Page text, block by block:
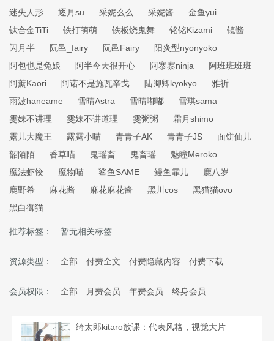
迷失人形
逐月su 采妮么么 采妮酱
金鱼yui
钛合金TiTi
铁打萌萌 铁板烧鬼舞 铭铭Kizami
镜酱
闪月半
阮邑_fairy 阮邑Fairy
阳炎型nyonyoko
阿包也是兔娘
阿半今天很开心 阿寨寨ninja
阿班班班班
阿薰Kaori
阿诺不是施瓦辛戈 陆卿卿kyokyo
雅祈
雨波haneame
雪晴Astra 雪晴嘟嘟
雪琪sama
雯妹不讲理
雯妹不讲道理 雯粥粥
霜月shimo
露儿大魔王
露露小喵 青青子AK 青青子JS
面饼仙儿
韶陌陌
香草喵 鬼瑶畜 鬼畜瑶
魅瞳Meroko
魔法虾饺
魔物喵 鲨鱼SAME 鳗鱼霏儿
鹿八岁
鹿野希
麻花酱 麻花麻花酱 黑川cos
黑猫猫ovo
黑白御猫
推荐标签： 暂无相关标签
资源类型： 全部 付费全文 付费隐藏内容 付费下载
会员权限： 全部 月费会员 年费会员 终身会员
绮太郎kitaro放课：代表风格，视觉大片